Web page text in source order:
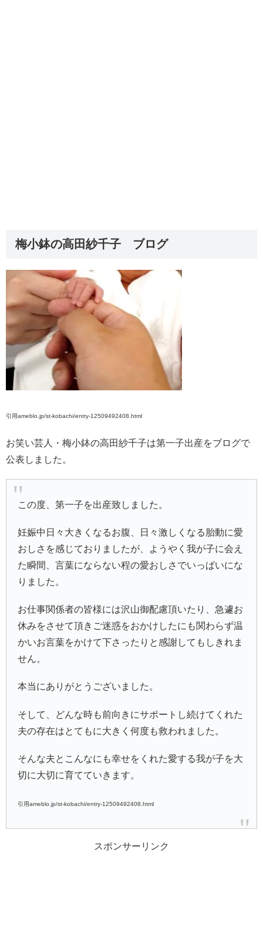
梅小鉢の高田紗千子 ブログ
引用ameblo.jp/st-kobachi/entry-12509492408.html
お笑い芸人・梅小鉢の高田紗千子は第一子出産をブログで
公表しました。
この度、第一子を出産致しました。
妊娠中日々大きくなるお腹、日々激しくなる胎動に愛
おしさを感じておりましたが、ようやく我が子に会え
た瞬間、言葉にならない程の愛おしさでいっぱいにな
りました。
お仕事関係者の皆様には沢山御配慮頂いたり、急遽お
休みをさせて頂きご迷惑をおかけしたにも関わらず温
かいお言葉をかけて下さったりと感謝してもしきれま
せん。
本当にありがとうございました。
そして、どんな時も前向きにサポートし続けてくれた
夫の存在はとてもに大きく何度も救われました。
そんな夫とこんなにも幸せをくれた愛する我が子を大
切に大切に育てていきます。
引用ameblo.jp/st-kobachi/entry-12509492408.html
スポンサーリンク